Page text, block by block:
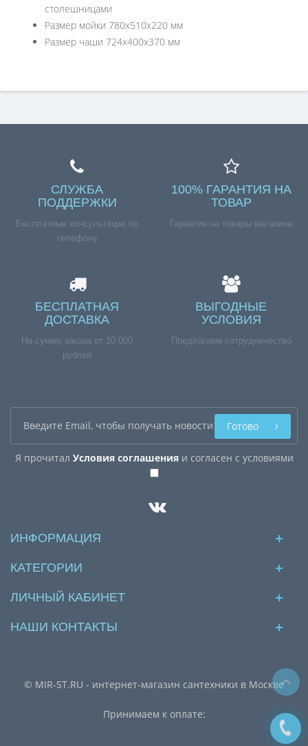
столешницами
Размер мойки 780х510х220 мм
Размер чаши 724х400х370 мм
СЛУЖБА
ПОДДЕРЖКИ
Бесплатные консультации по
телефону
100% ГАРАНТИЯ НА
ТОВАР
Гарантия на товары магазина
БЕСПЛАТНАЯ
ДОСТАВКА
На сумму заказа от 10 000
рублей
ВЫГОДНЫЕ
УСЛОВИЯ
Предлагаем сотрудничество
Я прочитал Условия соглашенияи согласен с условиями
Готово
ИНФОРМАЦИЯ
КАТЕГОРИИ
ЛИЧНЫЙ КАБИНЕТ
НАШИ КОНТАКТЫ
© MIR-ST.RU - интернет-магазин сантехники в Москве
Принимаем к оплате: